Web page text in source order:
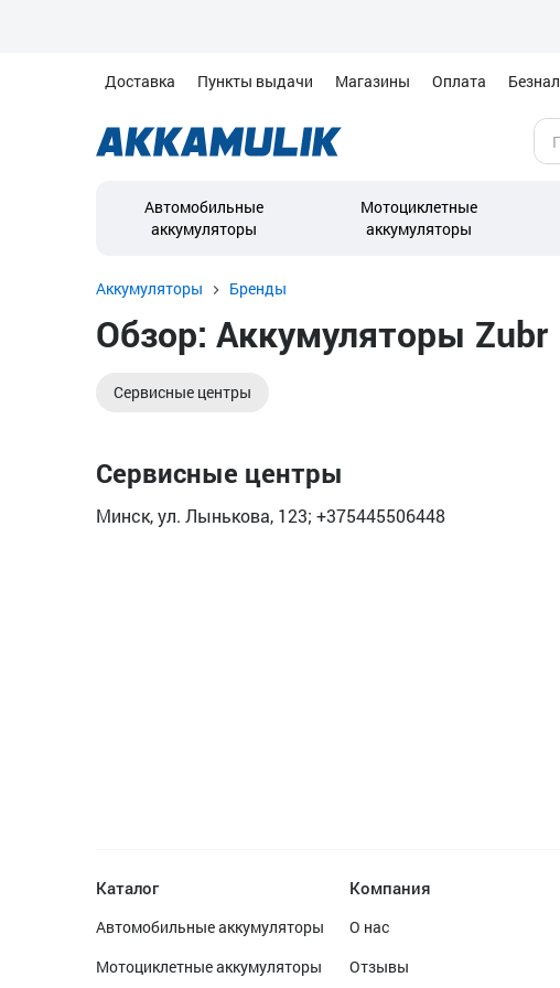
Доставка Пункты выдачи Магазины Оплата Безнал
Автомобильные
аккумуляторы
Мотоциклетные
аккумуляторы
Аккумуляторы Бренды
Обзор: Аккумуляторы Zubr
Сервисные центры
Сервисные центры
Минск, ул. Лынькова, 123; +375445506448
Каталог
Автомобильные аккумуляторы
Мотоциклетные аккумуляторы
Компания
О нас
Отзывы